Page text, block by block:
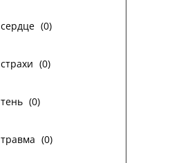
сердце (0)
страхи (0)
тень (0)
травма (0)